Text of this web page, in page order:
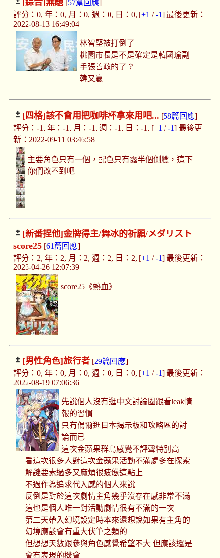
[綜合]無題[57篇回應]
評分：0, 年：0, 月：0, 週：0, 日：0, [+1 /-1] 最後更新：
2022-08-13 16:49:04
林智堅被打倒了
桃園市長是不是確定是韓國瑜副
手張善政的了？
韓又贏
[四格]該不會用把咖啡杯拿來用吧... [58篇回應]
評分：-1, 年：-1, 月：-1, 週：-1, 日：-1, [+1 /-1] 最後更
新：2022-09-11 03:46:58
主要角色只有一個，配色只有露半個側臉，這下
你們改不到吧
[新番捏他]金牌得主/舞冰的祈願/メダリスト
score25[61篇回應]
評分：2, 年：2, 月：2, 週：2, 日：2, [+1 /-1] 最後更新：
2023-04-26 12:07:39
score25《熱血》
[男性角色]旅行者[29篇回應]
評分：0, 年：0, 月：0, 週：0, 日：0, [+1 /-1] 最後更新：
2022-08-19 07:06:36
先說個人沒有逛中文討論圈跟看leak情
報的習慣
只有偶爾逛日本揭示板和攻略區的討
論而已
這次金蘋果群島感覺不評聲特別高
看這次很多人對這次金蘋果活動不滿處多在探索
解謎要素過多又麻煩很疲憊這點上
不過作為追求代入感的個人來說
反倒是對於這次劇情主角幾乎沒存在感非常不滿
這也是個人唯一對活動劇情很有不滿的一次
第二天帶入幻境設定時本來還想說如果有主角的
幻境應該會有重大伏筆之類的
但想想天數跟參與角色感覺希望不大 但應該還是
會有表現的機會